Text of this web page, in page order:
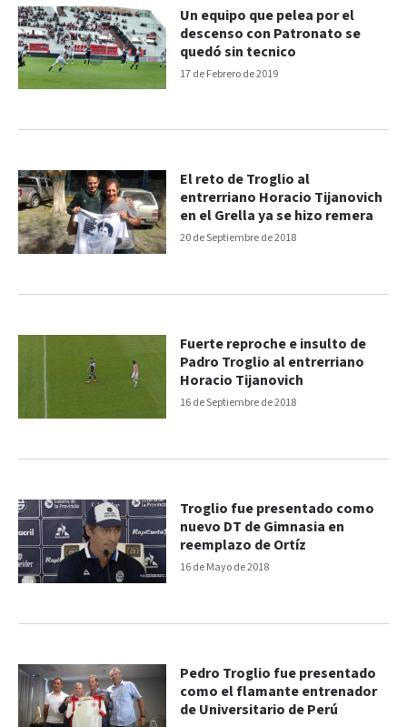
17 de Febrero de 2019
Un equipo que pelea por el
descenso con Patronato se
quedó sin tecnico
20 de Septiembre de 2018
El reto de Troglio al
entrerriano Horacio Tijanovich
en el Grella ya se hizo remera
16 de Septiembre de 2018
Fuerte reproche e insulto de
Padro Troglio al entrerriano
Horacio Tijanovich
16 de Mayo de 2018
Troglio fue presentado como
nuevo DT de Gimnasia en
reemplazo de Ortíz
Pedro Troglio fue presentado
como el flamante entrenador
de Universitario de Perú